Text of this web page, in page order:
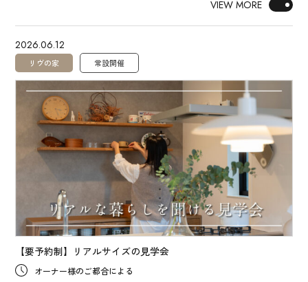
VIEW MORE
2026.06.12
リヴの家 常設開催
【要予約制】リアルサイズの見学会
オーナー様のご都合による